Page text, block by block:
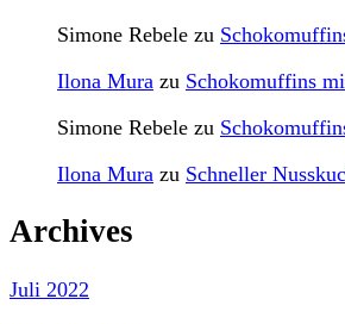
Simone Rebele zu
Ilona Mura zu Schokomuffins
Simone Rebele zu
Ilona Mura zu Schneller
Archives
Juli 2022